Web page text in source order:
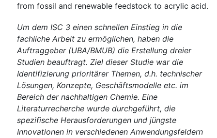
from fossil and renewable feedstock to acrylic acid.
Um dem ISC 3 einen schnellen Einstieg in die
fachliche Arbeit zu ermöglichen, haben die
Auftraggeber (UBA/BMUB) die Erstellung dreier
Studien beauftragt. Ziel dieser Studie war die
Identifizierung prioritärer Themen, d.h. technischer
Lösungen, Konzepte, Geschäftsmodelle etc. im
Bereich der nachhaltigen Chemie. Eine
Literaturrecherche wurde durchgeführt, die
spezifische Herausforderungen und jüngste
Innovationen in verschiedenen Anwendungsfeldern